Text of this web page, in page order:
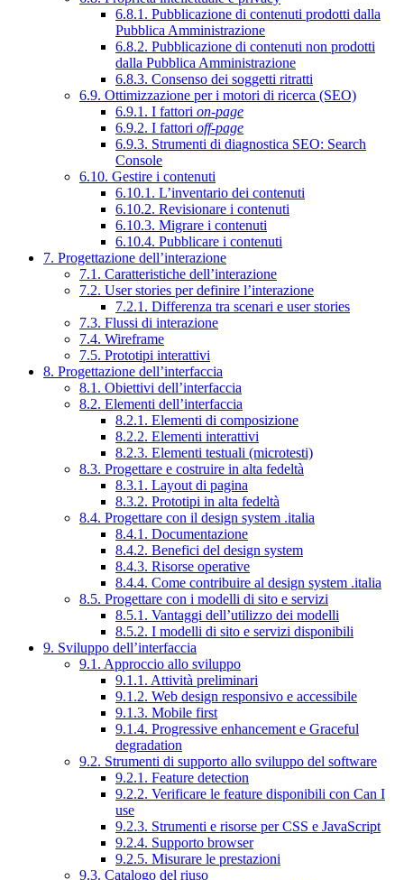
6.8.1. Pubblicazione di contenuti prodotti dalla
Pubblica Amministrazione
6.8.2. Pubblicazione di contenuti non prodotti
dalla Pubblica Amministrazione
6.8.3. Consenso dei soggetti ritratti
6.9. Ottimizzazione per i motori di ricerca (SEO)
6.9.1. I fattori on-page
6.9.2. I fattori off-page
6.9.3. Strumenti di diagnostica SEO: Search
Console
6.10. Gestire i contenuti
6.10.1. L’inventario dei contenuti
6.10.2. Revisionare i contenuti
6.10.3. Migrare i contenuti
6.10.4. Pubblicare i contenuti
7. Progettazione dell’interazione
7.1. Caratteristiche dell’interazione
7.2. User stories per definire l’interazione
7.2.1. Differenza tra scenari e user stories
7.3. Flussi di interazione
7.4. Wireframe
7.5. Prototipi interattivi
8. Progettazione dell’interfaccia
8.1. Obiettivi dell’interfaccia
8.2. Elementi dell’interfaccia
8.2.1. Elementi di composizione
8.2.2. Elementi interattivi
8.2.3. Elementi testuali (microtesti)
8.3. Progettare e costruire in alta fedeltà
8.3.1. Layout di pagina
8.3.2. Prototipi in alta fedeltà
8.4. Progettare con il design system .italia
8.4.1. Documentazione
8.4.2. Benefici del design system
8.4.3. Risorse operative
8.4.4. Come contribuire al design system .italia
8.5. Progettare con i modelli di sito e servizi
8.5.1. Vantaggi dell’utilizzo dei modelli
8.5.2. I modelli di sito e servizi disponibili
9. Sviluppo dell’interfaccia
9.1. Approccio allo sviluppo
9.1.1. Attività preliminari
9.1.2. Web design responsivo e accessibile
9.1.3. Mobile first
9.1.4. Progressive enhancement e Graceful
degradation
9.2. Strumenti di supporto allo sviluppo del software
9.2.1. Feature detection
9.2.2. Verificare le feature disponibili con Can I
use
9.2.3. Strumenti e risorse per CSS e JavaScript
9.2.4. Supporto browser
9.2.5. Misurare le prestazioni
9.3. Catalogo del riuso